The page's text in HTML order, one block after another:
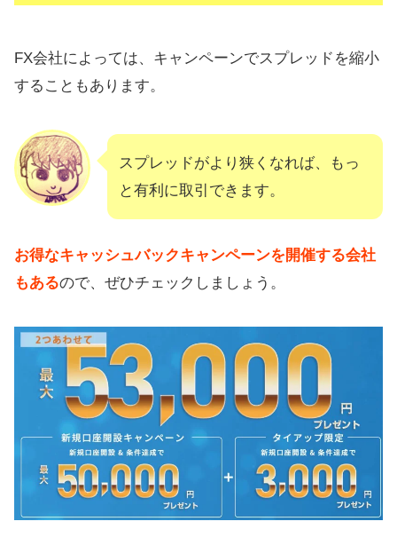
FX会社によっては、キャンペーンでスプレッドを縮小
することもあります。
スプレッドがより狭くなれば、もっ
と有利に取引できます。
お得なキャッシュバックキャンペーンを開催する会社
もあるので、ぜひチェックしましょう。